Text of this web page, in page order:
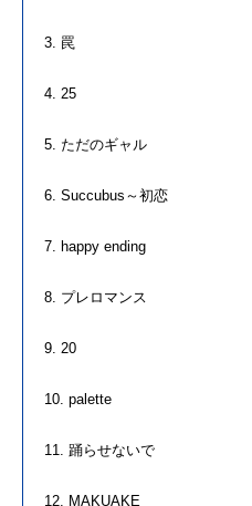
3. 罠
4. 25
5. ただのギャル
6. Succubus～初恋
7. happy ending
8. プレロマンス
9. 20
10. palette
11. 踊らせないで
12. MAKUAKE